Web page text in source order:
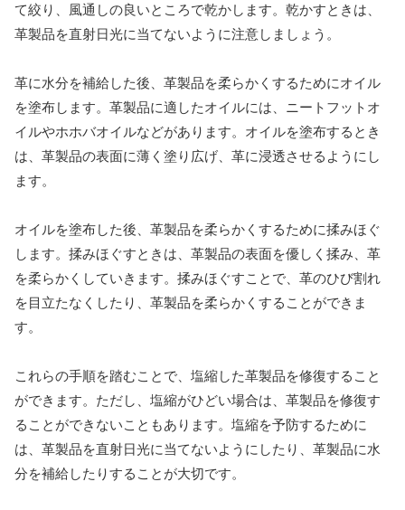
て絞り、風通しの良いところで乾かします。乾かすときは、
革製品を直射日光に当てないように注意しましょう。
革に水分を補給した後、革製品を柔らかくするためにオイル
を塗布します。革製品に適したオイルには、ニートフットオ
イルやホホバオイルなどがあります。オイルを塗布するとき
は、革製品の表面に薄く塗り広げ、革に浸透させるようにし
ます。
オイルを塗布した後、革製品を柔らかくするために揉みほぐ
します。揉みほぐすときは、革製品の表面を優しく揉み、革
を柔らかくしていきます。揉みほぐすことで、革のひび割れ
を目立たなくしたり、革製品を柔らかくすることができま
す。
これらの手順を踏むことで、塩縮した革製品を修復すること
ができます。ただし、塩縮がひどい場合は、革製品を修復す
ることができないこともあります。塩縮を予防するために
は、革製品を直射日光に当てないようにしたり、革製品に水
分を補給したりすることが大切です。